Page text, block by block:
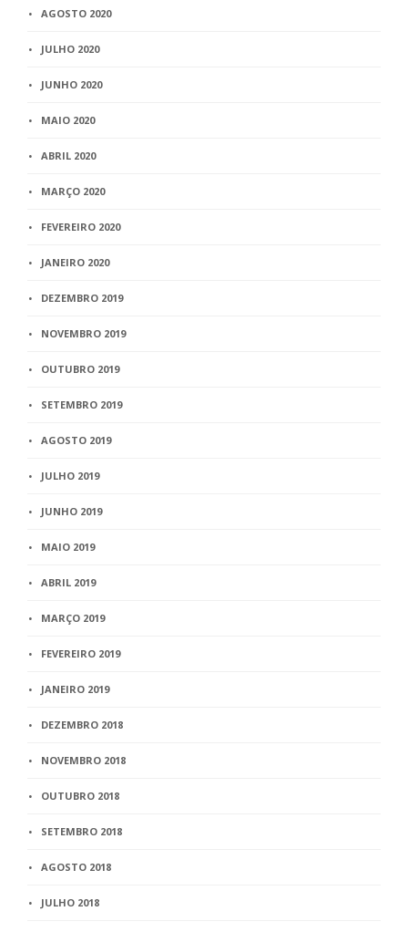
AGOSTO 2020
JULHO 2020
JUNHO 2020
MAIO 2020
ABRIL 2020
MARÇO 2020
FEVEREIRO 2020
JANEIRO 2020
DEZEMBRO 2019
NOVEMBRO 2019
OUTUBRO 2019
SETEMBRO 2019
AGOSTO 2019
JULHO 2019
JUNHO 2019
MAIO 2019
ABRIL 2019
MARÇO 2019
FEVEREIRO 2019
JANEIRO 2019
DEZEMBRO 2018
NOVEMBRO 2018
OUTUBRO 2018
SETEMBRO 2018
AGOSTO 2018
JULHO 2018